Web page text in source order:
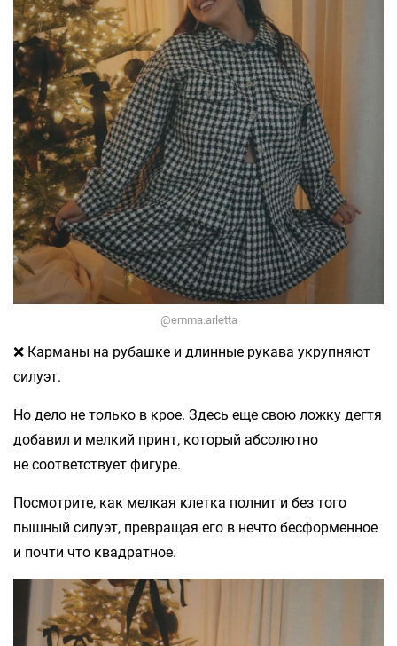
@emma.arletta
❌ Карманы на рубашке и длинные рукава укрупняют
силуэт.
Но дело не только в крое. Здесь еще свою ложку дегтя
добавил и мелкий принт, который абсолютно
не соответствует фигуре.
Посмотрите, как мелкая клетка полнит и без того
пышный силуэт, превращая его в нечто бесформенное
и почти что квадратное.